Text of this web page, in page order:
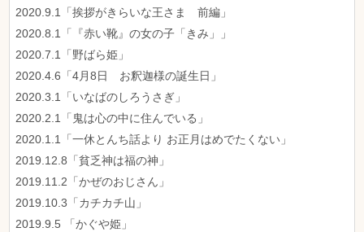
2020.9.1「挨拶がきらいな王さま 前編」
2020.8.1「『赤い靴』の女の子「きみ」」
2020.7.1「野ばら姫」
2020.4.6「4月8日 お釈迦様の誕生日」
2020.3.1「いなばのしろうさぎ」
2020.2.1「鬼は心の中に住んでいる」
2020.1.1「一休とんち話より お正月はめでたくない」
2019.12.8「貧乏神は福の神」
2019.11.2「かぜのおじさん」
2019.10.3「カチカチ山」
2019.9.5 「かぐや姫」